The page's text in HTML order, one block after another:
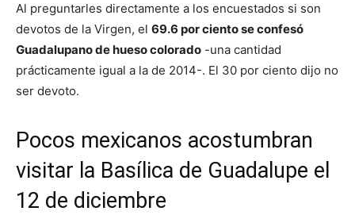
Al preguntarles directamente a los encuestados si son
devotos de la Virgen, el 69.6 por ciento se confesó
Guadalupano de hueso colorado -una cantidad
prácticamente igual a la de 2014-. El 30 por ciento dijo no
ser devoto.
Pocos mexicanos acostumbran
visitar la Basílica de Guadalupe el
12 de diciembre